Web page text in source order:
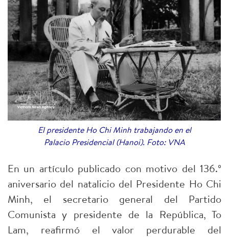
El presidente Ho Chi Minh trabajando en el
Palacio Presidencial (Hanoi). Foto: VNA
En un artículo publicado con motivo del 136.º
aniversario del natalicio del Presidente Ho Chi
Minh, el secretario general del Partido
Comunista y presidente de la República, To
Lam, reafirmó el valor perdurable del